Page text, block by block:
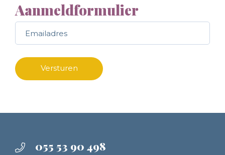
Aanmeldformulier
Versturen
055 53 90 498